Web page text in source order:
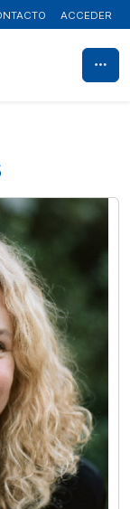
ACCEDER